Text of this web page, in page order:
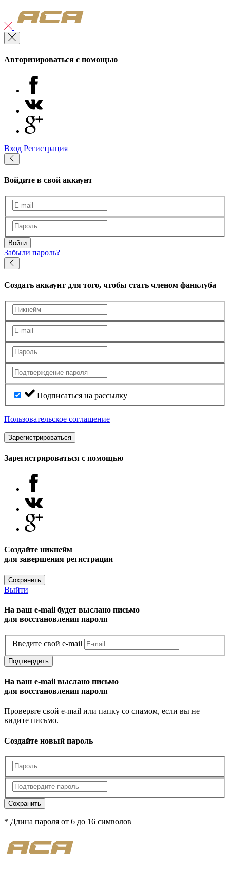
Авторизироваться с помощью
Вход Регистрация
Войдите в свой аккаунт
Войти
Забыли пароль?
Создать аккаунт для того, чтобы стать членом фанклуба
Подписаться на рассылку
Пользовательское соглашение
Зарегистрироваться
Зарегистрироваться с помощью
Создайте никнейм
для завершения регистрации
Сохранить
Выйти
На ваш e-mail будет выслано письмо
для восстановления пароля
Введите свой e-mail
Подтвердить
На ваш e-mail выслано письмо
для восстановления пароля
Проверьте свой e-mail или папку со спамом, если вы не
видите письмо.
Создайте новый пароль
Сохранить
* Длина пароля от 6 до 16 символов